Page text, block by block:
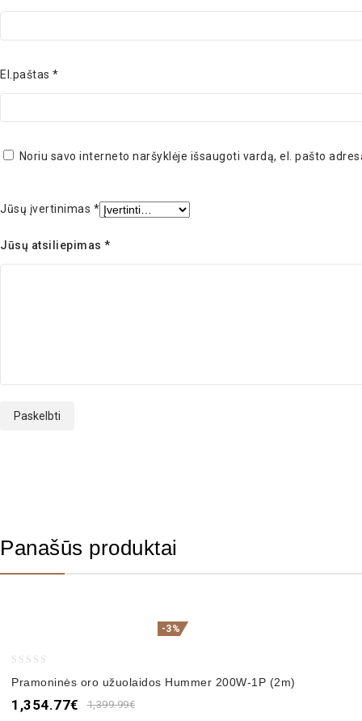
El.paštas *
Noriu savo interneto naršyklėje išsaugoti vardą, el. pašto
Jūsų įvertinimas *
Jūsų atsiliepimas *
Panašūs produktai
-3%
of
Pramoninės oro užuolaidos Hummer 200W-1P (2m)
1,399.99€
1,354.77€